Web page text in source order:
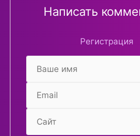
Написать
Регистрация